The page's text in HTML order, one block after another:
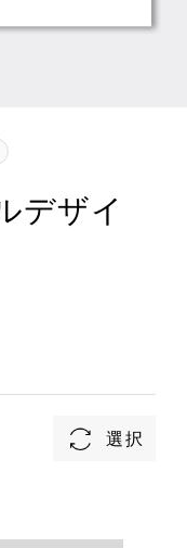
デザイ